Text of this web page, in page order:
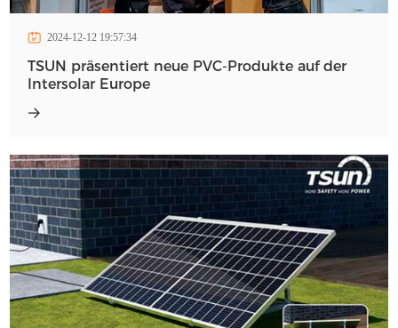
2024-12-12 19:57:34
TSUN präsentiert neue PVC-Produkte auf der
Intersolar Europe